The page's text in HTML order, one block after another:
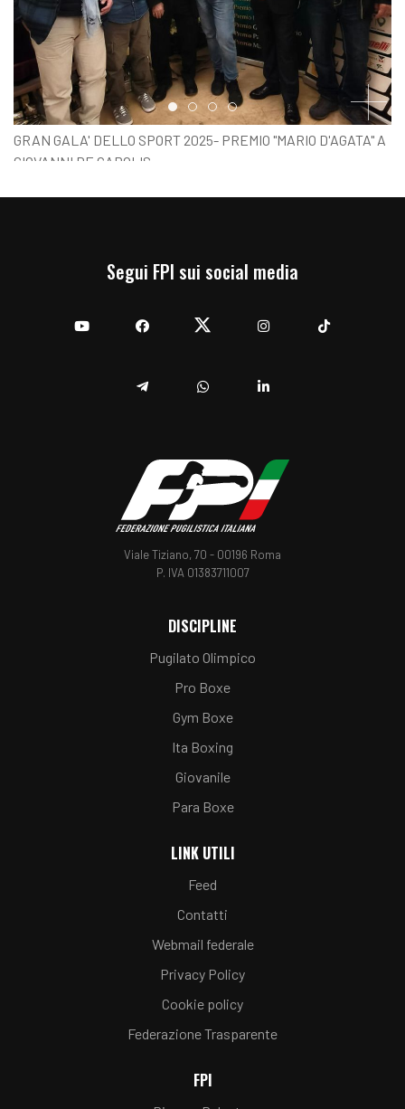
Item 0Item 1Item 2Item 3
GRAN GALA' DELLO SPORT 2025- PREMIO "MARIO D'AGATA" A
GIOVANNI DE CAROLIS
Segui FPI sui social media
Viale Tiziano, 70 - 00196 Roma
P. IVA 01383711007
DISCIPLINE
Pugilato Olimpico
Pro Boxe
Gym Boxe
Ita Boxing
Giovanile
Para Boxe
LINK UTILI
Feed
Contatti
Webmail federale
Privacy Policy
Cookie policy
Federazione Trasparente
FPI